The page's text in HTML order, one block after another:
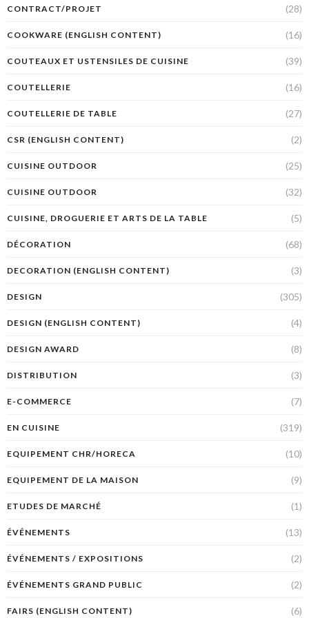
CONTRACT/PROJET (28)
COOKWARE (ENGLISH CONTENT) (16)
COUTEAUX ET USTENSILES DE CUISINE (39)
COUTELLERIE (16)
COUTELLERIE DE TABLE (27)
CSR (ENGLISH CONTENT) (2)
CUISINE OUTDOOR (25)
CUISINE OUTDOOR (32)
CUISINE, DROGUERIE ET ARTS DE LA TABLE (5)
DÉCORATION (68)
DECORATION (ENGLISH CONTENT) (3)
DESIGN (305)
DESIGN (ENGLISH CONTENT) (4)
DESIGN AWARD (8)
DISTRIBUTION (3)
E-COMMERCE (7)
EN CUISINE (319)
EQUIPEMENT CHR/HORECA (10)
EQUIPEMENT DE LA MAISON (9)
ETUDES DE MARCHÉ (1)
ÉVÉNEMENTS (13)
ÉVÉNEMENTS / EXPOSITIONS (2)
ÉVÉNEMENTS GRAND PUBLIC (2)
FAIRS (ENGLISH CONTENT) (6)